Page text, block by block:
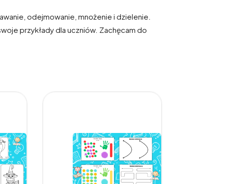
odejmowanie, mnożenie i dzielenie.
przykłady dla uczniów. Zachęcam do